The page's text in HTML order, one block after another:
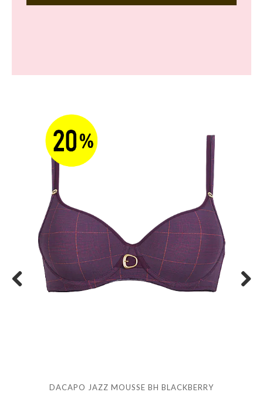
DACAPO JAZZ MOUSSE BH BLACKBERRY